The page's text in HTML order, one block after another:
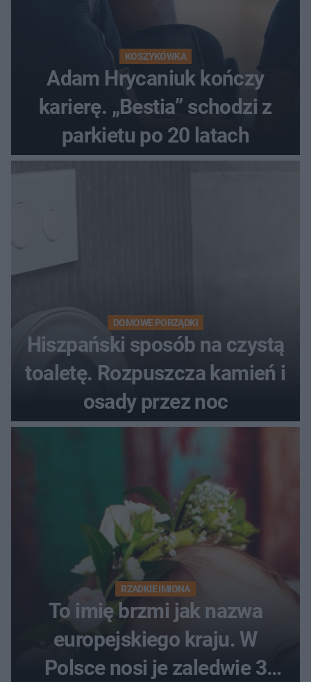
KOSZYKÓWKA
Adam Hrycaniuk kończy
karierę. „Bestia” schodzi z
parkietu po 20 latach
DOMOWE PORZĄDKI
Hiszpański sposób na czystą
toaletę. Rozpuszcza kamień i
osady przez noc
RZADKIE IMIONA
To imię brzmi jak nazwa
europejskiego kraju. W
Polsce nosi je zaledwie 3